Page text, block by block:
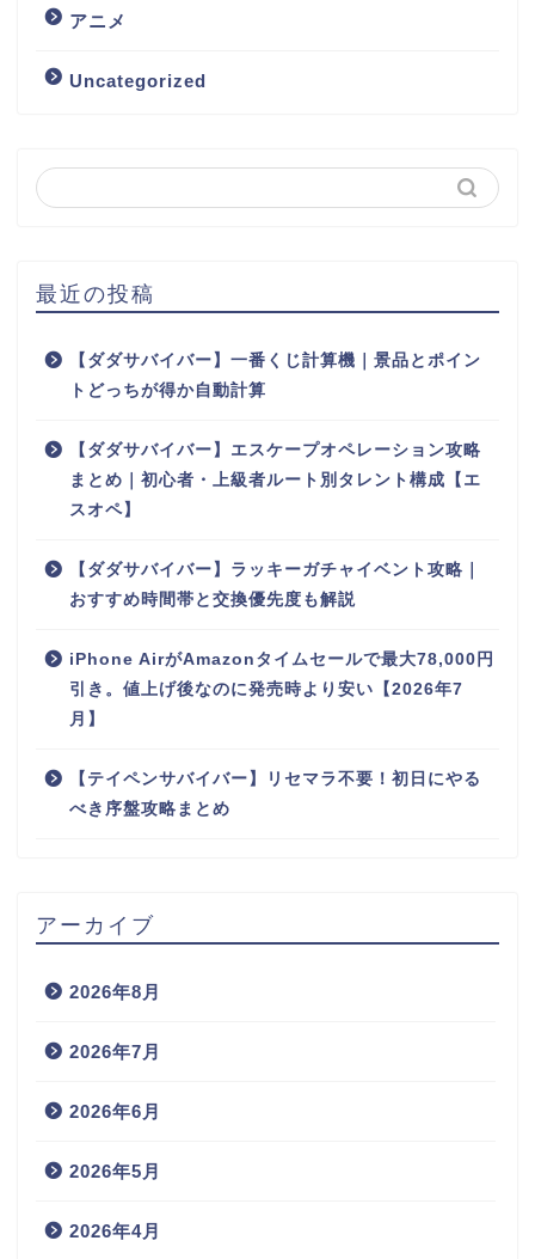
アニメ
Uncategorized
最近の投稿
【ダダサバイバー】一番くじ計算機｜景品とポイン
トどっちが得か自動計算
【ダダサバイバー】エスケープオペレーション攻略
まとめ｜初心者・上級者ルート別タレント構成【エ
スオペ】
【ダダサバイバー】ラッキーガチャイベント攻略｜
おすすめ時間帯と交換優先度も解説
iPhone AirがAmazonタイムセールで最大78,000円
引き。値上げ後なのに発売時より安い【2026年7
月】
【テイペンサバイバー】リセマラ不要！初日にやる
べき序盤攻略まとめ
アーカイブ
2026年8月
2026年7月
2026年6月
2026年5月
2026年4月